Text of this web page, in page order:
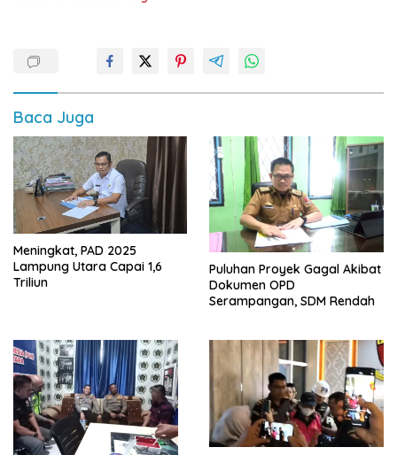
Baca Juga
Meningkat, PAD 2025
Lampung Utara Capai 1,6
Triliun
Puluhan Proyek Gagal Akibat
Dokumen OPD
Serampangan, SDM Rendah